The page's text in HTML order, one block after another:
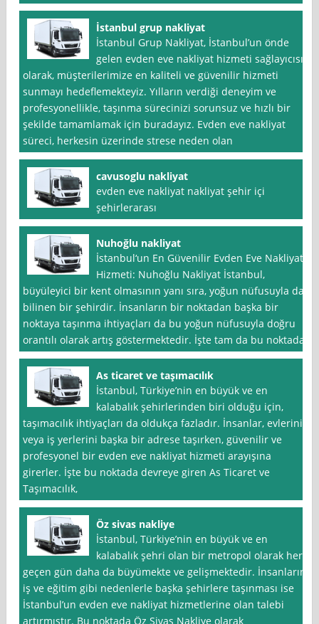
İstanbul grup nakliyat
İstanbul Grup Nakliyat, İstanbul’un önde
gelen evden eve nakliyat hizmeti sağlayıcısı
olarak, müşterilerimize en kaliteli ve güvenilir hizmeti
sunmayı hedeflemekteyiz. Yılların verdiği deneyim ve
profesyonellikle, taşınma sürecinizi sorunsuz ve hızlı bir
şekilde tamamlamak için buradayız. Evden eve nakliyat
süreci, herkesin üzerinde strese neden olan
cavusoglu nakliyat
evden eve nakliyat nakliyat şehir içi
şehirlerarası
Nuhoğlu nakliyat
İstanbul‘un En Güvenilir Evden Eve Nakliyat
Hizmeti: Nuhoğlu Nakliyat İstanbul,
büyüleyici bir kent olmasının yanı sıra, yoğun nüfusuyla da
bilinen bir şehirdir. İnsanların bir noktadan başka bir
noktaya taşınma ihtiyaçları da bu yoğun nüfusuyla doğru
orantılı olarak artış göstermektedir. İşte tam da bu noktada,
As ticaret ve taşımacılık
İstanbul, Türkiye’nin en büyük ve en
kalabalık şehirlerinden biri olduğu için,
taşımacılık ihtiyaçları da oldukça fazladır. İnsanlar, evlerini
veya iş yerlerini başka bir adrese taşırken, güvenilir ve
profesyonel bir evden eve nakliyat hizmeti arayışına
girerler. İşte bu noktada devreye giren As Ticaret ve
Taşımacılık,
Öz sivas nakliye
İstanbul, Türkiye’nin en büyük ve en
kalabalık şehri olan bir metropol olarak her
geçen gün daha da büyümekte ve gelişmektedir. İnsanların
iş ve eğitim gibi nedenlerle başka şehirlere taşınması ise
İstanbul’un evden eve nakliyat hizmetlerine olan talebi
artırmıştır. Bu noktada Öz Sivas Nakliye olarak